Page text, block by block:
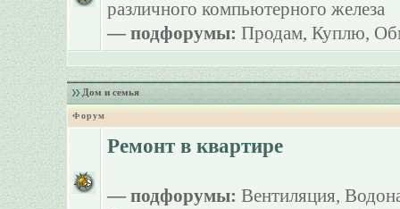
различного компьютерного железа
— подфорумы: Продам, Куплю,
Дом и семья
Форум
Ремонт в квартире
— подфорумы: Вентиляция,